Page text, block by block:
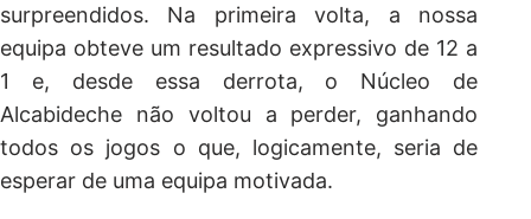
surpreendidos. Na primeira volta, a nossa
equipa obteve um resultado expressivo de 12 a
1 e, desde essa derrota, o Núcleo de
Alcabideche não voltou a perder, ganhando
todos os jogos o que, logicamente, seria de
esperar de uma equipa motivada.